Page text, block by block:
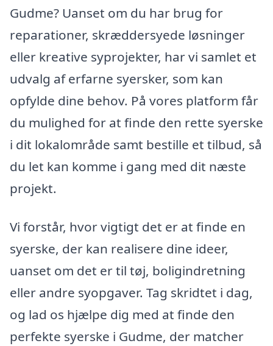
Gudme? Uanset om du har brug for
reparationer, skræddersyede løsninger
eller kreative syprojekter, har vi samlet et
udvalg af erfarne syersker, som kan
opfylde dine behov. På vores platform får
du mulighed for at finde den rette syerske
i dit lokalområde samt bestille et tilbud, så
du let kan komme i gang med dit næste
projekt.
Vi forstår, hvor vigtigt det er at finde en
syerske, der kan realisere dine ideer,
uanset om det er til tøj, boligindretning
eller andre syopgaver. Tag skridtet i dag,
og lad os hjælpe dig med at finde den
perfekte syerske i Gudme, der matcher